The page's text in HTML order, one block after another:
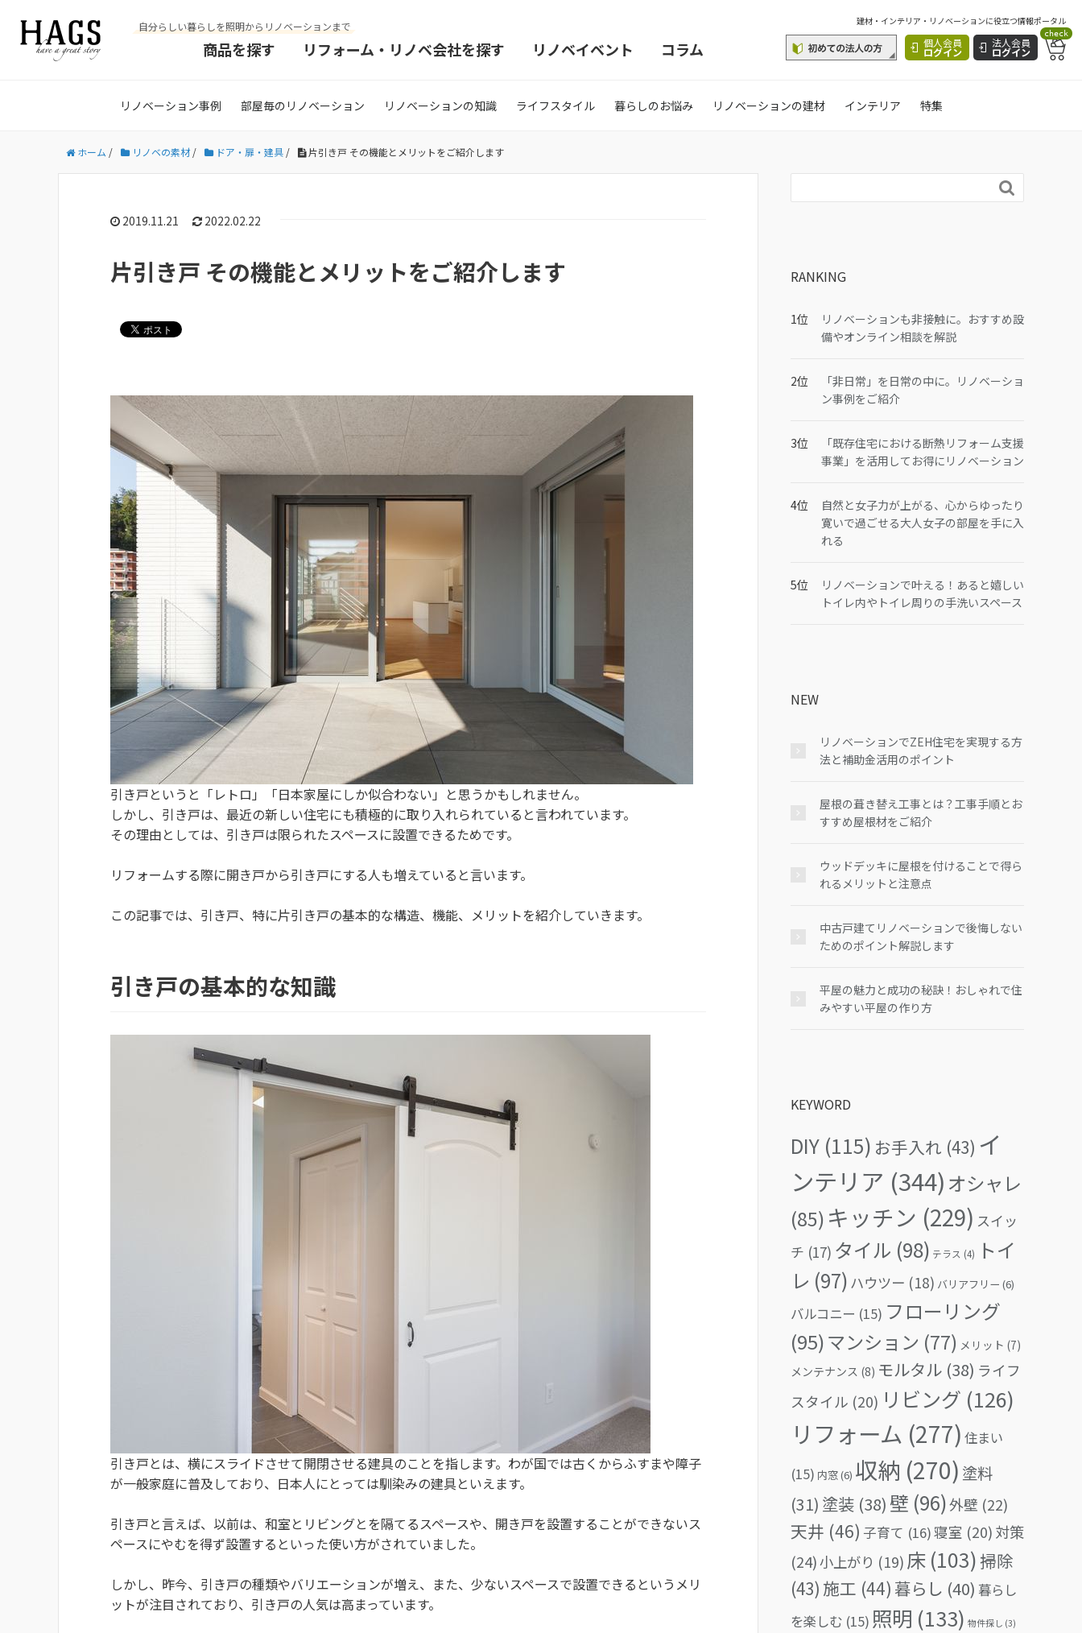
自分らしい暮らしを照明からリノベーションまで
商品を探す リフォーム・リノベ会社を探す リノベイベント コラム
建材・インテリア・リノベーションに役立つ情報ポータル
個人会員
ログイン
法人会員
ログイン
check
リノベーション事例 部屋毎のリノベーション リノベーションの知識 ライフスタイル 暮らしのお悩み リノベーションの建材 インテリア 特集
ホーム / リノベの素材/ ドア・扉・建具 / 片引き戸 その機能とメリットをご紹介します
2019.11.21 2022.02.22
片引き戸 その機能とメリットをご紹介します
引き戸というと「レトロ」「日本家屋にしか似合わない」と思うかもしれません。
しかし、引き戸は、最近の新しい住宅にも積極的に取り入れられていると言われています。
その理由としては、引き戸は限られたスペースに設置できるためです。
リフォームする際に開き戸から引き戸にする人も増えていると言います。
この記事では、引き戸、特に片引き戸の基本的な構造、機能、メリットを紹介していきます。
引き戸の基本的な知識
引き戸とは、横にスライドさせて開閉させる建具のことを指します。わが国では古くからふすまや障子
が一般家庭に普及しており、日本人にとっては馴染みの建具といえます。
引き戸と言えば、以前は、和室とリビングとを隔てるスペースや、開き戸を設置することができないス
ペースにやむを得ず設置するといった使い方がされていました。
しかし、昨今、引き戸の種類やバリエーションが増え、また、少ないスペースで設置できるというメリ
ットが注目されており、引き戸の人気は高まっています。

RANKING
リノベーションも非接触に。おすすめ設
備やオンライン相談を解説
「非日常」を日常の中に。リノベーショ
ン事例をご紹介
「既存住宅における断熱リフォーム支援
事業」を活用してお得にリノベーション
自然と女子力が上がる、心からゆったり
寛いで過ごせる大人女子の部屋を手に入
れる
リノベーションで叶える！あると嬉しい
トイレ内やトイレ周りの手洗いスペース
NEW
リノベーションでZEH住宅を実現する方
法と補助金活用のポイント
屋根の葺き替え工事とは？工事手順とお
すすめ屋根材をご紹介
ウッドデッキに屋根を付けることで得ら
れるメリットと注意点
中古戸建てリノベーションで後悔しない
ためのポイント解説します
平屋の魅力と成功の秘訣！おしゃれで住
みやすい平屋の作り方
KEYWORD
DIY (115) お手入れ (43) イ
ンテリア (344) オシャレ
(85) キッチン (229) スイッ
チ (17) タイル (98) テラス (4)
トイ
レ (97) ハウツー (18) バリアフリー (6)
バルコニー (15) フローリング
(95)マンション (77) メリット (7)
メンテナンス (8) モルタル (38) ライフ
スタイル (20) リビング (126)
リフォーム (277) 住まい
(15) 内窓(6) 収納 (270) 塗料
(31) 塗装 (38) 壁 (96)外壁 (22)
天井 (46) 子育て (16)寝室 (20) 対策
(24)小上がり (19) 床 (103)掃除
(43) 施工 (44) 暮らし (40) 暮らし
を楽しむ (15) 照明 (133) 物件探し (3)